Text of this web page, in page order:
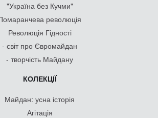
"Україна без Кучми"
революція
Революція Гідності
- світ про Євромайдан
- творчість Майдану
КОЛЕКЦІЇ
Майдан: усна історія
Агітація